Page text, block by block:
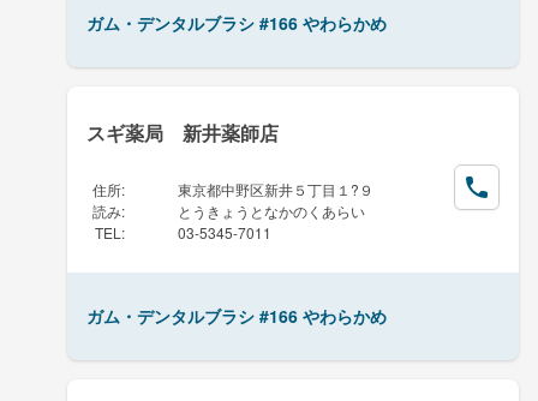
ガム・デンタルブラシ #166 やわらかめ
スギ薬局 新井薬師店
住所:
東京都中野区新井５丁目１?９
読み:
とうきょうとなかのくあらい
TEL : 03-5345-7011
ガム・デンタルブラシ #166 やわらかめ